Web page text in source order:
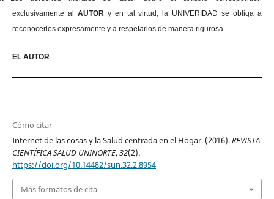
exclusivamente al AUTOR y en tal virtud, la UNIVERIDAD se obliga a
reconocerlos expresamente y a respetarlos de manera rigurosa.
EL AUTOR
Cómo citar
Internet de las cosas y la Salud centrada en el Hogar. (2016).REVISTA
CIENTÍFICA SALUD UNINORTE,32(2).
https://doi.org/10.14482/sun.32.2.8954
Más formatos de cita